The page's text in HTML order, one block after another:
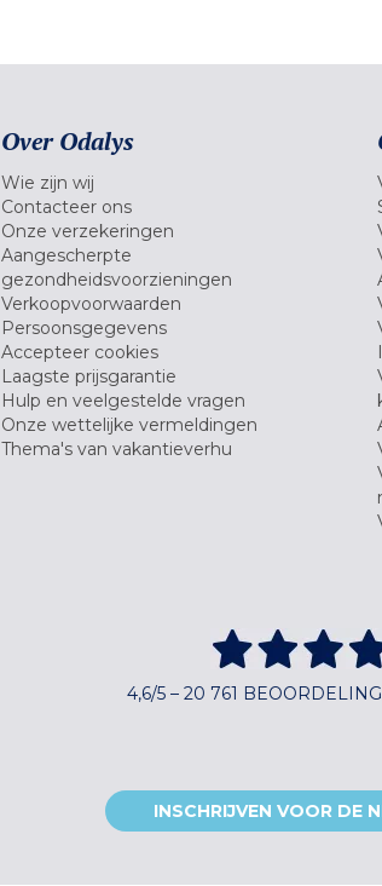
Over Odalys
Wie zijn wij
Contacteer ons
Onze verzekeringen
Aangescherpte
gezondheidsvoorzieningen
Verkoopvoorwaarden
Persoonsgegevens
Accepteer cookies
Laagste prijsgarantie
Hulp en veelgestelde vragen
Onze wettelijke vermeldingen
Thema's van vakantieverhu
4,6/5 – 20 761
INSCHRIJVEN VOOR DE